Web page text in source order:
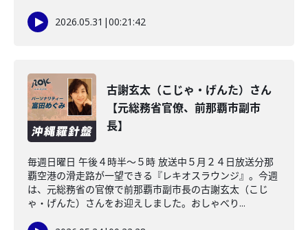
2026.05.31 |00:21:42
古謝玄太（こじゃ・げんた）さん
【元総務省官僚、前那覇市副市
長】
毎週日曜日 午後４時半～５時 放送中５月２４日放送分那
覇空港の滑走路が一望できる『レキオスラウンジ』。今週
は、元総務省の官僚で前那覇市副市長の古謝玄太（こじ
ゃ・げんた）さんをお迎えしました。おしゃべり...